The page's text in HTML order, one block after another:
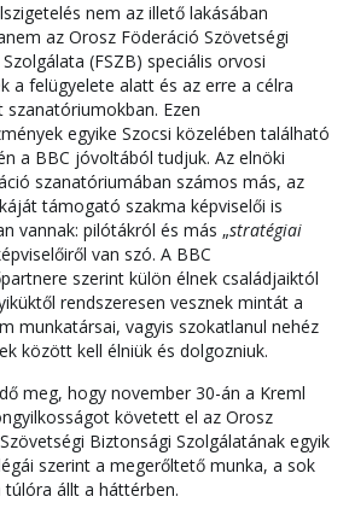
nem az illető lakásában
az Orosz Föderáció Szövetségi
(FSZB) speciális orvosi
a felügyelete alatt és az erre a célra
szanatóriumokban. Ezen
egyike Szocsi közelében található
a BBC jóvoltából tudjuk. Az elnöki
szanatóriumában számos más, az
támogató szakma képviselői is
vannak: pilótákról és más „stratégiai
van szó. A BBC
szerint külön élnek családjaiktól
rendszeresen vesznek mintát a
munkatársai, vagyis szokatlanul nehéz
között kell élniük és dolgozniuk.
meg, hogy november 30-án a Kreml
követett el az Orosz
Biztonsági Szolgálatának egyik
szerint a megerőltető munka, a sok
állt a háttérben.